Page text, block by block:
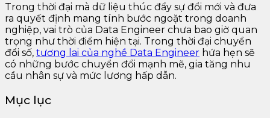
Trong thời đại mà dữ liệu thúc đẩy sự đổi mới và đưa
ra quyết định mang tính bước ngoặt trong doanh
nghiệp, vai trò của Data Engineer chưa bao giờ quan
trọng như thời điểm hiện tại. Trong thời đại chuyển
đổi số, tương lai của nghề Data Engineer hứa hẹn sẽ
có những bước chuyển đổi mạnh mẽ, gia tăng nhu
cầu nhân sự và mức lương hấp dẫn.
Mục lục